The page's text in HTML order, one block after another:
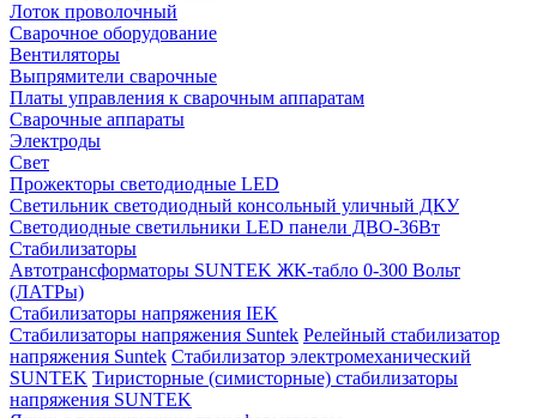
Лоток проволочный
Сварочное оборудование
Вентиляторы
Выпрямители сварочные
Платы управления к сварочным аппаратам
Сварочные аппараты
Электроды
Свет
Прожекторы светодиодные LED
Светильник светодиодный консольный уличный ДКУ
Светодиодные светильники LED панели ДВО-36Вт
Стабилизаторы
Автотрансформаторы SUNTEK ЖК-табло 0-300 Вольт
(ЛАТРы)
Стабилизаторы напряжения IEK
Стабилизаторы напряжения Suntek Релейный стабилизатор
напряжения Suntek Стабилизатор электромеханический
SUNTEK Тиристорные (симисторные) стабилизаторы
напряжения SUNTEK